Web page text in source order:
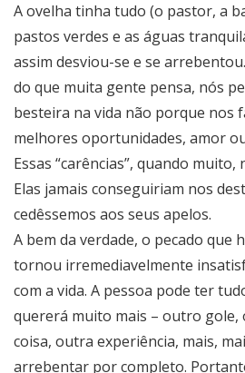
A ovelha tinha tudo (o pastor, a
pastos verdes e as águas
assim desviou-se e se
do que muita gente pensa, nós
besteira na vida não porque nos
melhores oportunidades, amor
Essas “carências”, quando
Elas jamais conseguiriam nos
cedêssemos aos seus apelos.
A bem da verdade, o pecado que
tornou irremediavelmente
com a vida. A pessoa pode ter
quererá muito mais – outro
coisa, outra experiência, mais,
arrebentar por completo.